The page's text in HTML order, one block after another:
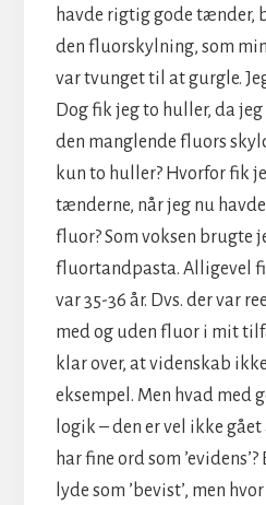
havde rigtig gode tænder,
den fluorskylning, som
var tvunget til at gurgle.
Dog fik jeg to huller, da jeg
den manglende fluors
kun to huller? Hvorfor fik
tænderne, når jeg nu
fluor? Som voksen brugte
fluortandpasta. Alligevel
var 35-36 år. Dvs. der var
med og uden fluor i mit
klar over, at videnskab
eksempel. Men hvad med
logik – den er vel ikke
har fine ord som ’evidens’?
lyde som ’bevist’, men